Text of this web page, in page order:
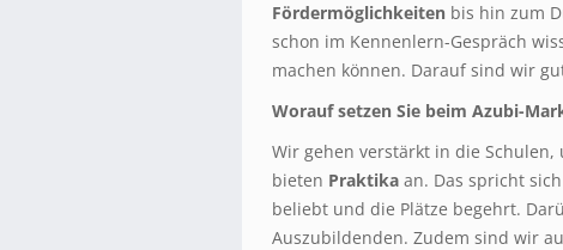
Fördermöglichkeiten bis hin zum
schon im Kennenlern-Gespräch
machen können. Darauf sind wir
Worauf setzen Sie beim Azubi-
Wir gehen verstärkt in die
bieten Praktika an. Das spricht
beliebt und die Plätze begehrt.
Auszubildenden. Zudem sind wir